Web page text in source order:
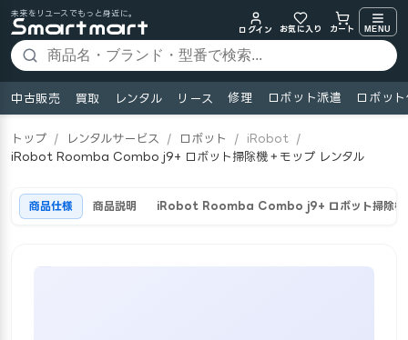
未来をリユースでもっと身近に。
ログイン
お気に入り カート MENU
中古販売 買取 レンタル リース 修理 ロボット派遣 ロボッ
トップ / レンタルサービス / ロボット / iRobot
/
iRobot Roomba Combo j9+ ロボット掃除機＋モップ レンタル
商品仕様 商品説明 iRobot Roomba Combo j9+ ロボット掃除機＋